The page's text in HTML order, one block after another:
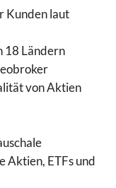
Kunden laut
18 Ländern
von Aktien
Aktien, ETFs und